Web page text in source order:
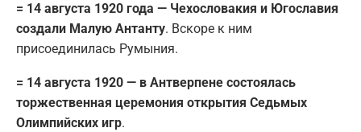
= 14 августа 1920 года — Чехословакия и Югославия
создали Малую Антанту. Вскоре к ним
присоединилась Румыния.
= 14 августа 1920 — в Антверпене состоялась
торжественная церемония открытия Седьмых
Олимпийских игр.